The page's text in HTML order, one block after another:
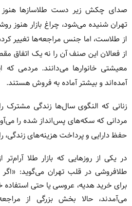
صدای چکش‌ زیر دست طلاسازها هنوز
تهران شنیده می‌شود، چراغ بازار هنوز
از طلاست، اما جنس مراجعه‌ها تغییر
از فعالان این صنف آن را نه یک اتفاق
معیشتی خانوارها می‌دانند. مردمی که
آمده‌اند و بیشتر آماده به فروش هستند.
زنانی که النگوی سال‌ها زندگی مشترک
مردانی که سکه‌های پس‌انداز شده را
حفظ دارایی و پرداخت هزینه‌های زندگی،
در یکی از روزهایی که بازار طلا
طلافروشی در قلب تهران می‌گوید:
برای خرید هدیه، عروسی یا حتی استفاده
می‌آمدند، حالا بخش بزرگی از